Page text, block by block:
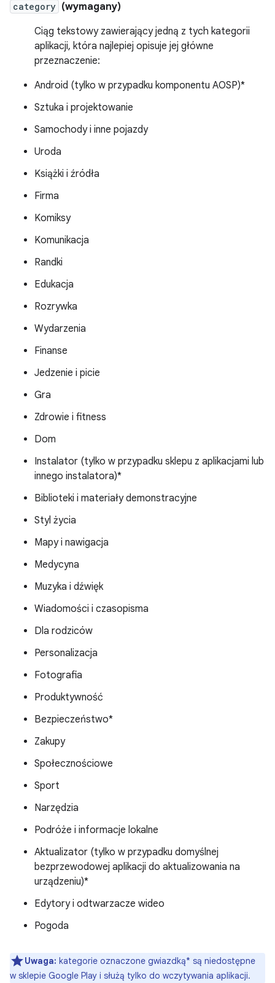
category (wymagany)
Ciąg tekstowy zawierający jedną z tych kategorii
aplikacji, która najlepiej opisuje jej główne
przeznaczenie:
Android (tylko w przypadku komponentu AOSP)*
Sztuka i projektowanie
Samochody i inne pojazdy
Uroda
Książki i źródła
Firma
Komiksy
Komunikacja
Randki
Edukacja
Rozrywka
Wydarzenia
Finanse
Jedzenie i picie
Gra
Zdrowie i fitness
Dom
Instalator (tylko w przypadku sklepu z aplikacjami lub
innego instalatora)*
Biblioteki i materiały demonstracyjne
Styl życia
Mapy i nawigacja
Medycyna
Muzyka i dźwięk
Wiadomości i czasopisma
Dla rodziców
Personalizacja
Fotografia
Produktywność
Bezpieczeństwo*
Zakupy
Społecznościowe
Sport
Narzędzia
Podróże i informacje lokalne
Aktualizator (tylko w przypadku domyślnej
bezprzewodowej aplikacji do aktualizowania na
urządzeniu)*
Edytory i odtwarzacze wideo
Pogoda
Uwaga: kategorie oznaczone gwiazdką* są niedostępne
w sklepie Google Play i służą tylko do wczytywania aplikacji.